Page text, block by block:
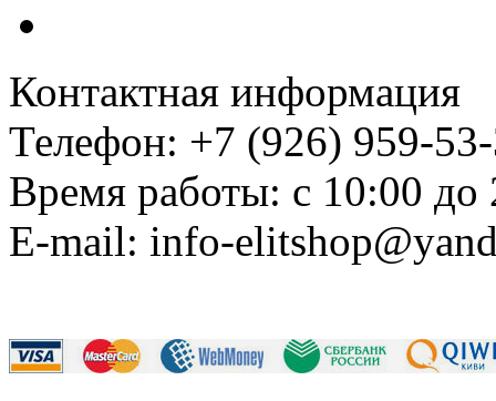
Контактная информация
Телефон: +7 (926) 959-
Время работы: с 10:00 до
E-mail: info-